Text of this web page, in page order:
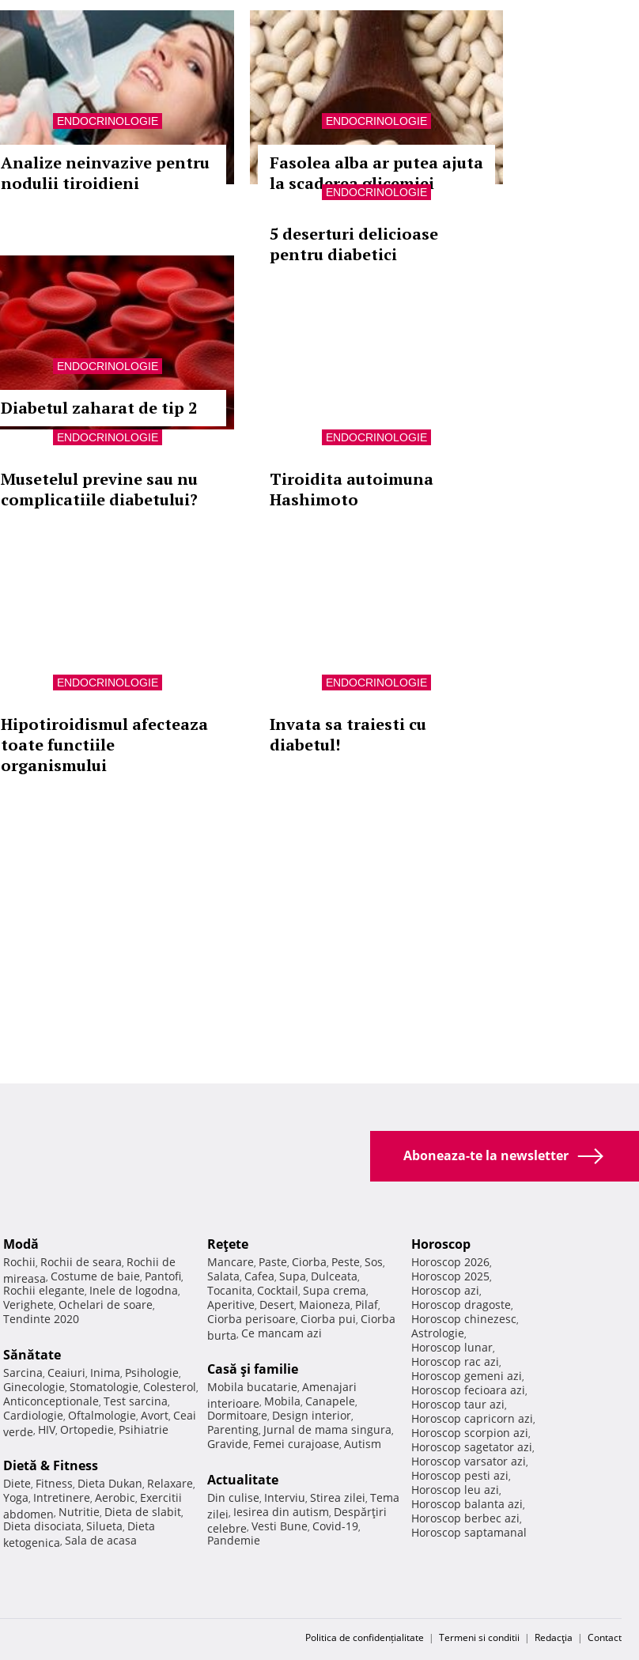
ENDOCRINOLOGIE
Analize neinvazive pentru
nodulii tiroidieni
ENDOCRINOLOGIE
Fasolea alba ar putea ajuta
la scaderea glicemiei
ENDOCRINOLOGIE
Diabetul zaharat de tip 2
ENDOCRINOLOGIE
5 deserturi delicioase
pentru diabetici
ENDOCRINOLOGIE
Musetelul previne sau nu
complicatiile diabetului?
ENDOCRINOLOGIE
Tiroidita autoimuna
Hashimoto
ENDOCRINOLOGIE
Hipotiroidismul afecteaza
toate functiile
organismului
ENDOCRINOLOGIE
Invata sa traiesti cu
diabetul!
Aboneaza-te la newsletter
Modă
Rochii, Rochii de seara, Rochii de
mireasa, Costume de baie, Pantofi,
Rochii elegante, Inele de logodna,
Verighete, Ochelari de soare,
Tendinte 2020
Sănătate
Sarcina, Ceaiuri, Inima, Psihologie,
Ginecologie, Stomatologie, Colesterol,
Anticonceptionale, Test sarcina,
Cardiologie, Oftalmologie, Avort, Ceai
verde, HIV, Ortopedie, Psihiatrie
Dietă & Fitness
Diete, Fitness, Dieta Dukan, Relaxare,
Yoga, Intretinere, Aerobic, Exercitii
abdomen, Nutritie, Dieta de slabit,
Dieta disociata, Silueta, Dieta
ketogenica, Sala de acasa
Reţete
Mancare, Paste, Ciorba, Peste, Sos,
Salata, Cafea, Supa, Dulceata,
Tocanita, Cocktail, Supa crema,
Aperitive, Desert, Maioneza, Pilaf,
Ciorba perisoare, Ciorba pui, Ciorba
burta, Ce mancam azi
Casă şi familie
Mobila bucatarie, Amenajari
interioare, Mobila, Canapele,
Dormitoare, Design interior,
Parenting, Jurnal de mama singura,
Gravide, Femei curajoase, Autism
Actualitate
Din culise, Interviu, Stirea zilei, Tema
zilei, Iesirea din autism, Despărţiri
celebre, Vesti Bune, Covid-19,
Pandemie
Horoscop
Horoscop 2026,
Horoscop 2025,
Horoscop azi,
Horoscop dragoste,
Horoscop chinezesc,
Astrologie,
Horoscop lunar,
Horoscop rac azi,
Horoscop gemeni azi,
Horoscop fecioara azi,
Horoscop taur azi,
Horoscop capricorn azi,
Horoscop scorpion azi,
Horoscop sagetator azi,
Horoscop varsator azi,
Horoscop pesti azi,
Horoscop leu azi,
Horoscop balanta azi,
Horoscop berbec azi,
Horoscop saptamanal
Politica de confidențialitate | Termeni si conditii | Redacţia | Contact